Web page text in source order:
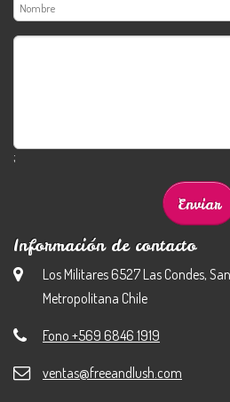
;
Información de contacto
Los Militares 6527 Las Condes,
Metropolitana Chile
Fono +569 6846 1919
ventas@freeandlush.com